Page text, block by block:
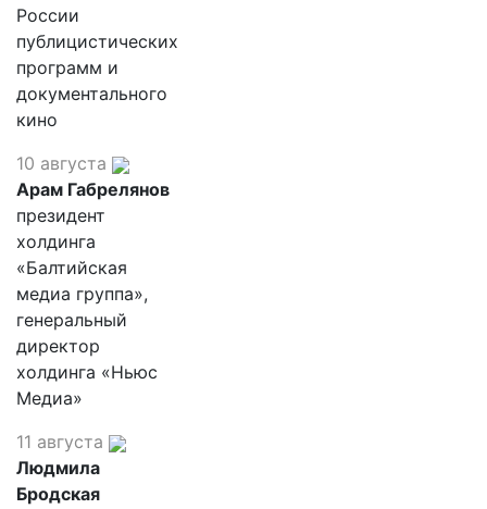
России
публицистических
программ и
документального
кино
10 августа
Арам Габрелянов
президент
холдинга
«Балтийская
медиа группа»,
генеральный
директор
холдинга «Ньюс
Медиа»
11 августа
Людмила
Бродская